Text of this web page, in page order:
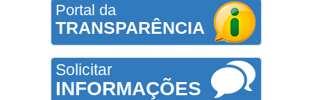
Portal da
TRANSPARÊNCIA
Solicitar
INFORMAÇÕES